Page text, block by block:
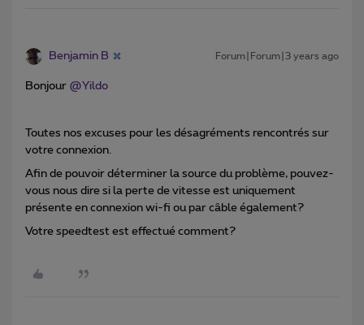
Benjamin B Forum|Forum|3 years ago
Bonjour @Yildo
Toutes nos excuses pour les désagréments rencontrés sur
votre connexion.
Afin de pouvoir déterminer la source du problème, pouvez-
vous nous dire si la perte de vitesse est uniquement
présente en connexion wi-fi ou par câble également?
Votre speedtest est effectué comment?